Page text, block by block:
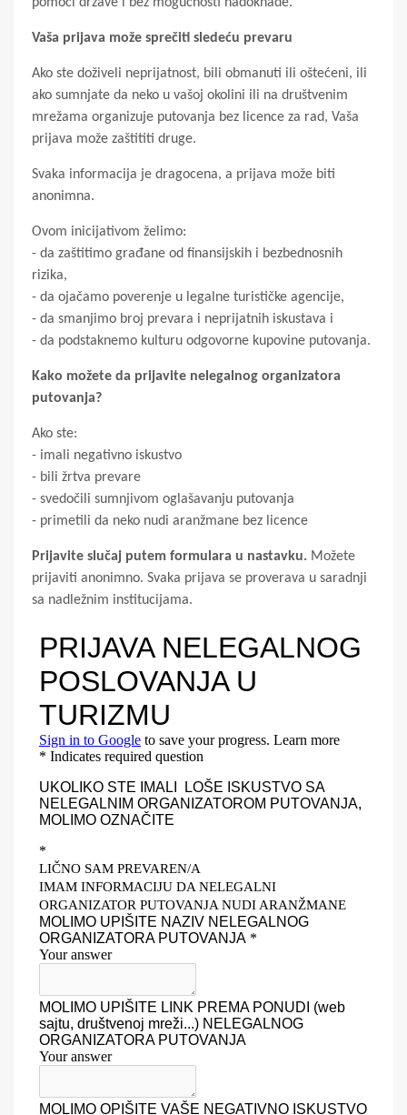
Vaša prijava može sprečiti sledeću prevaru
Ako ste doživeli neprijatnost, bili obmanuti ili oštećeni, ili
ako sumnjate da neko u vašoj okolini ili na društvenim
mrežama organizuje putovanja bez licence za rad, Vaša
prijava može zaštititi druge.
Svaka informacija je dragocena, a prijava može biti
anonimna.
Ovom inicijativom želimo:
- da zaštitimo građane od finansijskih i bezbednosnih
rizika,
- da ojačamo poverenje u legalne turističke agencije,
- da smanjimo broj prevara i neprijatnih iskustava i
- da podstaknemo kulturu odgovorne kupovine putovanja.
Kako možete da prijavite nelegalnog organizatora
putovanja?
Ako ste:
- imali negativno iskustvo
- bili žrtva prevare
- svedočili sumnjivom oglašavanju putovanja
- primetili da neko nudi aranžmane bez licence
Prijavite slučaj putem formulara u nastavku. Možete
prijaviti anonimno. Svaka prijava se proverava u saradnji
sa nadležnim institucijama.